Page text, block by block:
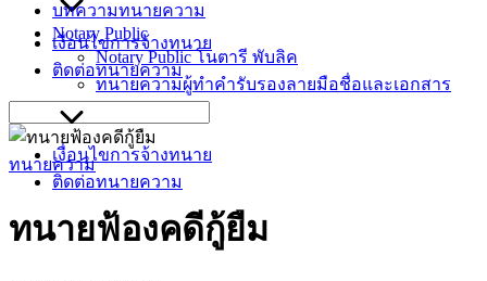
บทความทนายความ
Notary Public
Notary Public โนตารี พับลิค
ทนายความผู้ทำคำรับรองลายมือชื่อและเอกสาร
เงื่อนไขการจ้างทนาย
ติดต่อทนายความ
เงื่อนไขการจ้างทนาย
ติดต่อทนายความ
for:
ทนายความ
ทนายฟ้องคดีกู้ยืม